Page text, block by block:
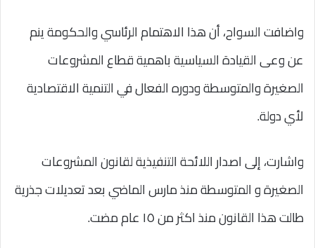
واضافت السواح، أن هذا الاهتمام الرئاسي والحكومة ينم
عن وعى القيادة السياسية باهمية قطاع المشروعات
الصغيرة والمتوسطة ودوره الفعال في التنمية الاقتصادية
لأي دولة.
واشارت، إلى اصدار اللائحة التنفيذية لقانون المشروعات
الصغيرة و المتوسطة منذ مارس الماضي بعد تعديلات جذرية
طالت هذا القانون منذ اكثر من ١٥ عام مضت.